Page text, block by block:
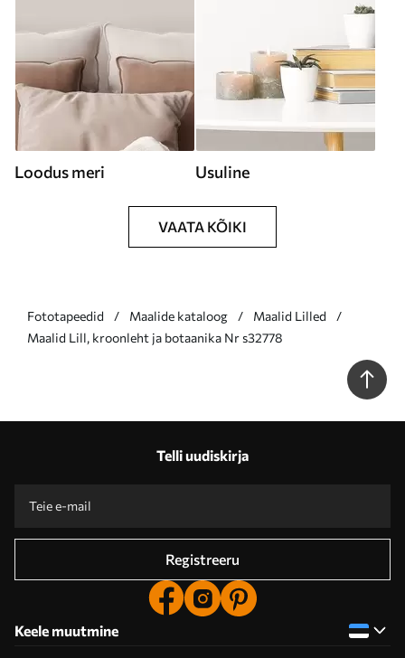
Loodus meri Usuline
VAATA KÕIKI
Fototapeedid Maalide kataloog
Maalid Lilled
Maalid Lill, kroonleht ja botaanika Nr s32778
Telli uudiskirja
Registreeru
Keele muutmine